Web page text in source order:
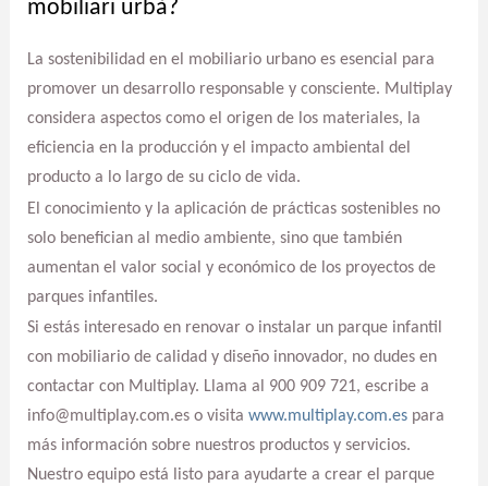
mobiliari urbà?
La sostenibilidad en el mobiliario urbano es esencial para
promover un desarrollo responsable y consciente. Multiplay
considera aspectos como el origen de los materiales, la
eficiencia en la producción y el impacto ambiental del
producto a lo largo de su ciclo de vida.
El conocimiento y la aplicación de prácticas sostenibles no
solo benefician al medio ambiente, sino que también
aumentan el valor social y económico de los proyectos de
parques infantiles.
Si estás interesado en renovar o instalar un parque infantil
con mobiliario de calidad y diseño innovador, no dudes en
contactar con Multiplay. Llama al 900 909 721, escribe a
info@multiplay.com.es o visita www.multiplay.com.espara
más información sobre nuestros productos y servicios.
Nuestro equipo está listo para ayudarte a crear el parque